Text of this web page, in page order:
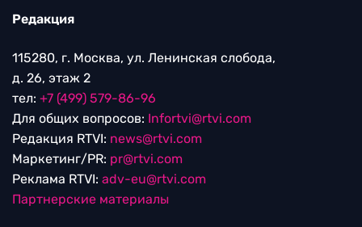
Редакция
115280, г. Москва, ул. Ленинская слобода,
д. 26, этаж 2
тел: +7 (499) 579-86-96
Для общих вопросов: Infortvi@rtvi.com
Редакция RTVI: news@rtvi.com
Маркетинг/PR: pr@rtvi.com
Реклама RTVI: adv-eu@rtvi.com
Партнерские материалы